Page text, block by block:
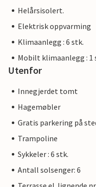
Helårsisolert.
Elektrisk oppvarming
Klimaanlegg : 6 stk.
Mobilt klimaanlegg : 1
Utenfor
Innegjerdet tomt
Hagemøbler
Gratis parkering på
Trampoline
Sykkeler : 6 stk.
Antall solsenger: 6